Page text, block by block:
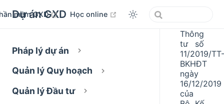
Dự án GXD
mềm GXD open in new window
Học online open in new window
Pháp lý dự án
Quản lý Quy hoạch
Quản lý Đầu tư
Thông
tư số
11/2019/TT-
BKHĐT
ngày
16/12/2019
của